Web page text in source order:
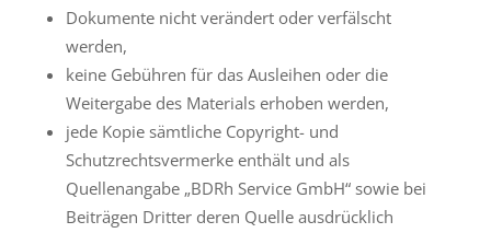
Dokumente nicht verändert oder verfälscht
werden,
keine Gebühren für das Ausleihen oder die
Weitergabe des Materials erhoben werden,
jede Kopie sämtliche Copyright- und
Schutzrechtsvermerke enthält und als
Quellenangabe „BDRh Service GmbH“ sowie bei
Beiträgen Dritter deren Quelle ausdrücklich